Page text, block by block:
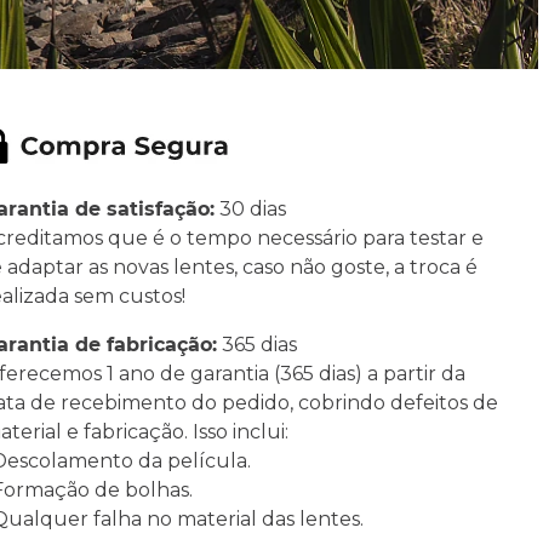
de satisfação:30 dias
que é o tempo necessário para testar e
adaptar as novas lentes, caso não goste, a troca é
sem custos!
de fabricação:365 dias
1 ano de garantia (365 dias) a partir da
de recebimento do pedido, cobrindo defeitos de
e fabricação. Isso inclui:
da película.
de bolhas.
falha no material das lentes.